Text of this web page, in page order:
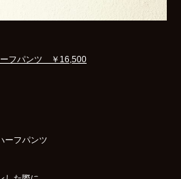
フパンツ ￥16,500
ーフパンツ